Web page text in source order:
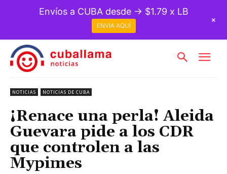
NOTICIAS NOTICIAS DE CUBA
¡Renace una perla! Aleida
Guevara pide a los CDR
que controlen a las
Mypimes
Envíos a CUBA desde → $1.79 x LB
ENVÍA AQUÍ
+